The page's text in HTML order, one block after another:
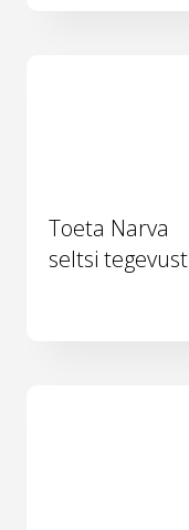
Toeta Narva
seltsi tegevust